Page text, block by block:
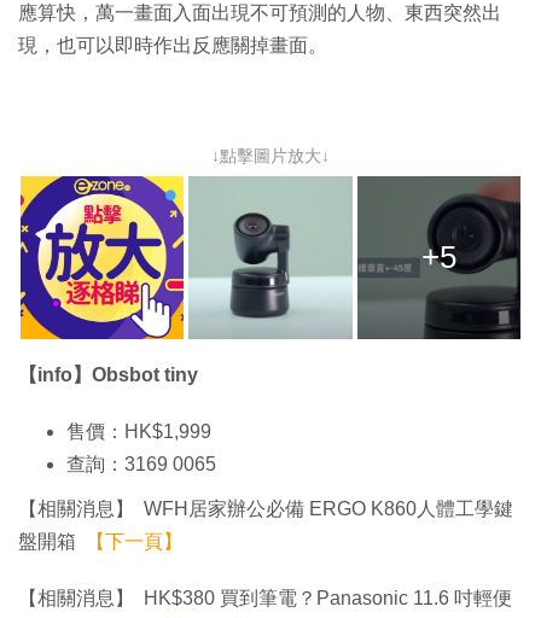
應算快，萬一畫面入面出現不可預測的人物、東西突然出
現，也可以即時作出反應關掉畫面。
↓點擊圖片放大↓
+5
【info】Obsbot tiny
售價：HK$1,999
查詢：3169 0065
【相關消息】 WFH居家辦公必備 ERGO K860人體工學鍵
盤開箱
【下一頁】
【相關消息】 HK$380 買到筆電？Panasonic 11.6 吋輕便